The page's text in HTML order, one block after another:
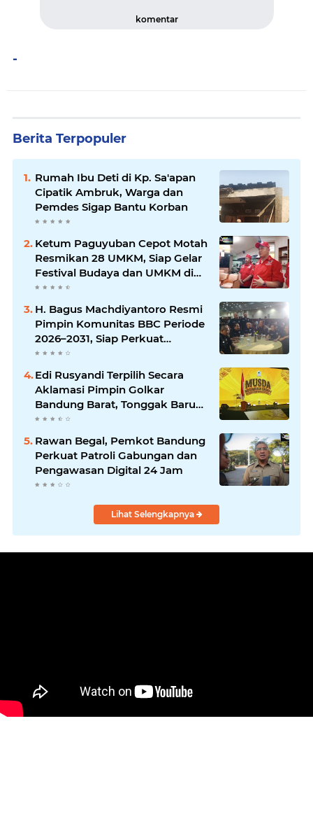
komentar
-
Berita Terpopuler
Rumah Ibu Deti di Kp. Sa'apan
Cipatik Ambruk, Warga dan
Pemdes Sigap Bantu Korban
Ketum Paguyuban Cepot Motah
Resmikan 28 UMKM, Siap Gelar
Festival Budaya dan UMKM di
Jalan Braga
H. Bagus Machdiyantoro Resmi
Pimpin Komunitas BBC Periode
2026–2031, Siap Perkuat
Solidaritas dan Hadirkan
Masyarakat
Edi Rusyandi Terpilih Secara
Aklamasi Pimpin Golkar
Bandung Barat, Tonggak Baru
Kepemimpinan Harmonis
Rawan Begal, Pemkot Bandung
Perkuat Patroli Gabungan dan
Pengawasan Digital 24 Jam
Lihat Selengkapnya